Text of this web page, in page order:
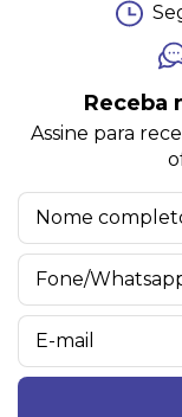
Receba
Assine para